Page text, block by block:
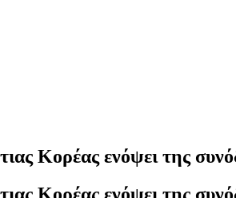
Κορέας ενόψει της